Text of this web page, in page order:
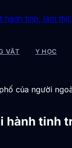
làm thịt bạn tình
VẬT Y HỌC
của người
hành tinh